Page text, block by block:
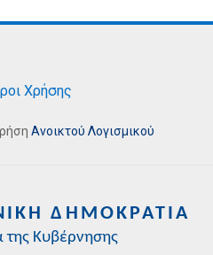
Χρήσης
Ανοικτού Λογισμικού